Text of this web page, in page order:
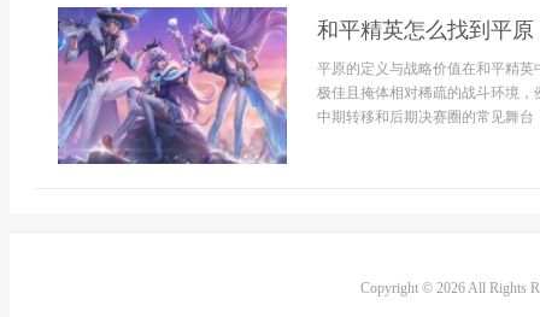
和平精英怎么找到平
平原的定义与战略价值在和平精
极佳且掩体相对稀疏的战斗环境
中期转移和后期决赛圈的常见舞
Copyright © 2026 All Rights